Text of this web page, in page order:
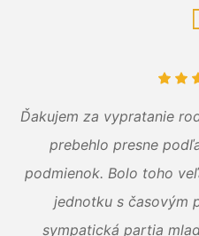
Ďakujem za vypratanie
prebehlo presne
podmienok. Bolo toho
jednotku s časovým
sympatická partia